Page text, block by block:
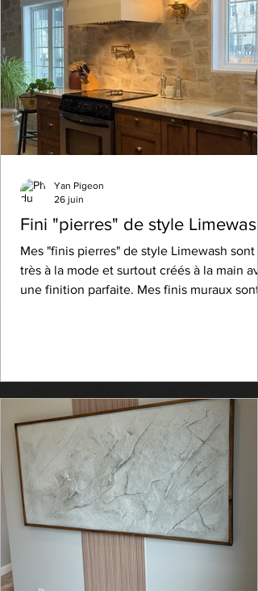
Fini "pierres" de style Limewash
Mes "finis pierres" de style Limewash sont
très à la mode et surtout créés à la main
une finition parfaite. Mes finis muraux sont
Yan Pigeon
26 juin